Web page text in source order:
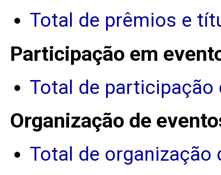
Total de prêmios e
Participação em
Total de participação
Organização de
Total de organização